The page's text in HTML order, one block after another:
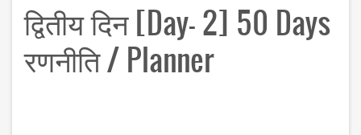
‎द्वितीय दिन [Day- 2] 50 Days‬
‪रणनीति‬ ‪/ Planner‬